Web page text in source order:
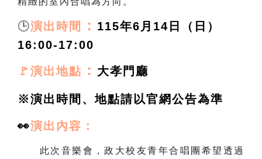
🕒演出時間 ： 115年6月14日（日）
16:00-17:00
🚩演出地點 ： 大孝門廳
※演出時間、地點請以官網公告為準
👀演出 內容：
此次音樂會，政大校友青年合唱團希望透過